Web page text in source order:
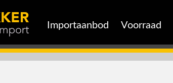
Importaanbod Voorraad